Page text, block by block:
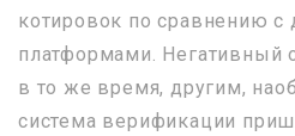
котировок по сравнению с
платформами. Негативный
в то же время, другим,
система верификации